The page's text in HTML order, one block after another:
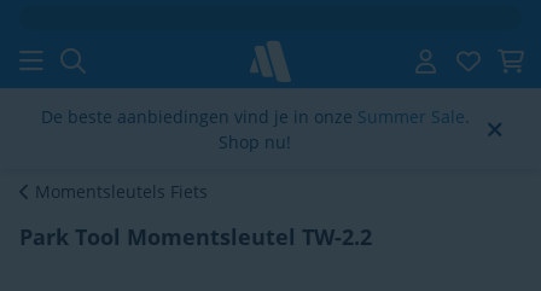
De beste aanbiedingen vind je in onze Summer Sale.
Shop nu!
Momentsleutels Fiets
Park Tool Momentsleutel TW-2.2